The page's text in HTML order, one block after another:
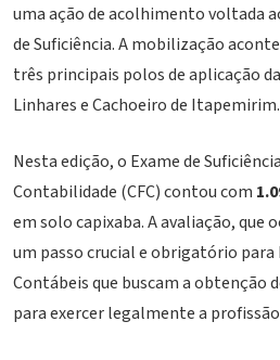
uma ação de acolhimento voltada
de Suficiência. A mobilização
três principais polos de aplicação
Linhares e Cachoeiro de Itapemirim.
Nesta edição, o Exame de
Contabilidade (CFC) contou com
em solo capixaba. A avaliação, que
um passo crucial e obrigatório para
Contábeis que buscam a obtenção
para exercer legalmente a profissão